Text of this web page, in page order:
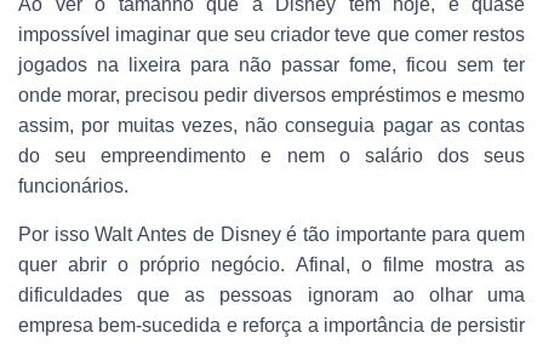
Ao ver o tamanho que a Disney tem hoje, é quase
impossível imaginar que seu criador teve que comer restos
jogados na lixeira para não passar fome, ficou sem ter
onde morar, precisou pedir diversos empréstimos e mesmo
assim, por muitas vezes, não conseguia pagar as contas
do seu empreendimento e nem o salário dos seus
funcionários.
Por isso Walt Antes de Disney é tão importante para quem
quer abrir o próprio negócio. Afinal, o filme mostra as
dificuldades que as pessoas ignoram ao olhar uma
empresa bem-sucedida e reforça a importância de persistir